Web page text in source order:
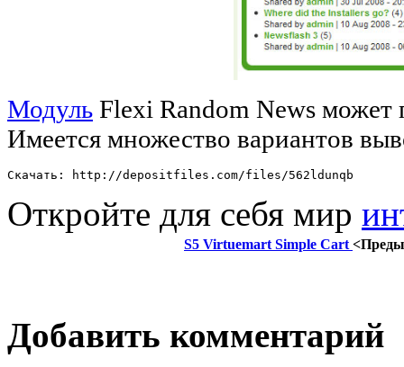
Модуль Flexi Random News может
Имеется множество вариантов
Скачать: http://depositfiles.com/files/562ldunqb
Откройте для себя мир
S5 Virtuemart Simple Cart
Добавить комментарий